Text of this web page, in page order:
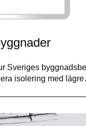
Sveriges
isolering med